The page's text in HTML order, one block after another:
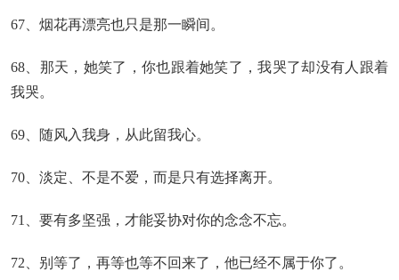
67、烟花再漂亮也只是那一瞬间。
68、那天，她笑了，你也跟着她笑了，我哭了却没有人跟着
我哭。
69、随风入我身，从此留我心。
70、淡定、不是不爱，而是只有选择离开。
71、要有多坚强，才能妥协对你的念念不忘。
72、别等了，再等也等不回来了，他已经不属于你了。